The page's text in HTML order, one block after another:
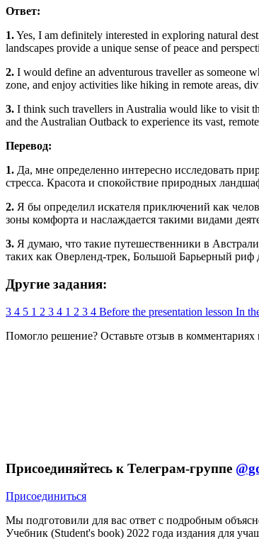
Ответ:
1.Yes, I am definitely interested in exploring natural
landscapes provide a unique sense of peace and
2. I would define an adventurous traveller as someone
zone, and enjoy activities like hiking in remote areas,
3. I think such travellers in Australia would like to visit
and the Australian Outback to experience its vast,
Перевод:
1. Да, мне определенно интересно исследовать
стресса. Красота и спокойствие природных
2. Я бы определил искателя приключений как
зоны комфорта и наслаждается такими видами
3. Я думаю, что такие путешественники в
таких как Оверленд-трек, Большой Барьерный
Другие задания:
3 4 5 1 2 3 4 1 2 3 4 Before the presentation lesson In
Помогло решение? Оставьте отзыв в комментариях
Присоединяйтесь к Телеграм-группе
Присоединиться
Мы подготовили для вас ответ c подробным
Учебник (Student's book) 2022 года издания для